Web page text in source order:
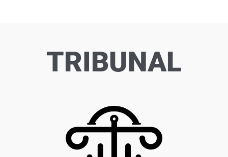
TRIBUNAL